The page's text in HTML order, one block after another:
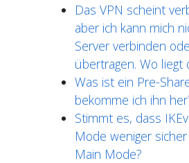
Das VPN scheint
aber ich kann mich
Server verbinden
übertragen. Wo liegt
Was ist ein Pre-
bekomme ich ihn
Stimmt es, dass
Mode weniger
Main Mode?